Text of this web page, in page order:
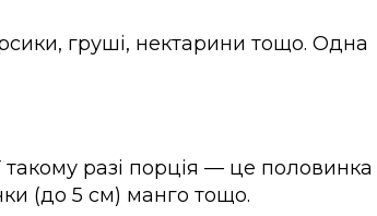
груші, нектарини тощо. Одна
разі порція — це половинка
(до 5 см) манго тощо.